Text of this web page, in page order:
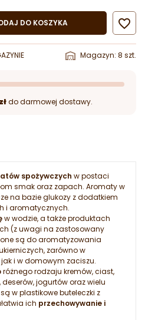
DO KOSZYKA 
Magazyn: 8 szt.
do darmowej dostawy.
spożywczych w postaci
smak oraz zapach. Aromaty w
na bazie glukozy z dodatkiem
i aromatycznych.
w wodzie, a także produktach
(z uwagi na zastosowany
są do aromatyzowania
zarówno w
i w domowym zaciszu.
różnego rodzaju kremów, ciast,
jogurtów oraz wielu
w plastikowe buteleczki z
ich przechowywanie i